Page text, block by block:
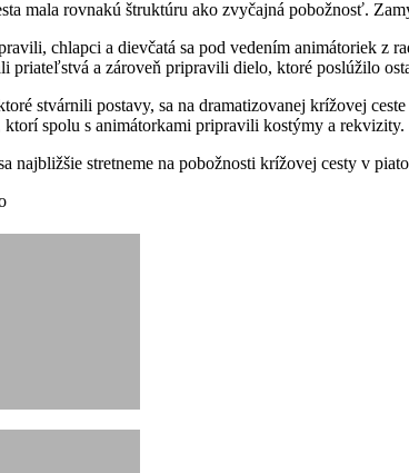
mala rovnakú štruktúru ako zvyčajná pobožnosť.
chlapci a dievčatá sa pod vedením animátoriek z
priateľstvá a zároveň pripravili dielo, ktoré poslúžilo
stvárnili postavy, sa na dramatizovanej krížovej
spolu s animátorkami pripravili kostýmy a rekvizity.
najbližšie stretneme na pobožnosti krížovej cesty v